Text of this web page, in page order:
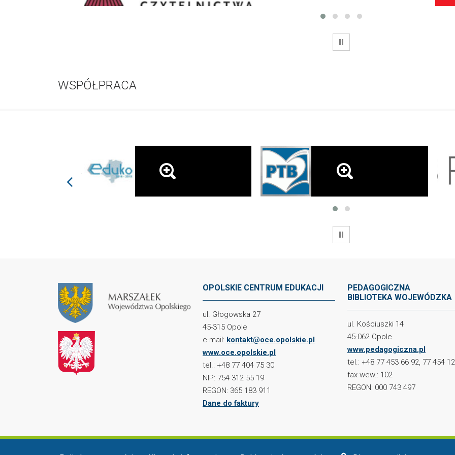
WSTRZYMAJ
WSPÓŁPRACA
WSTRZYMAJ
OPOLSKIE CENTRUM EDUKACJI
ul. Głogowska 27
45-315 Opole
e-mail: kontakt@oce.opolskie.pl
www.oce.opolskie.pl
tel.: +48 77 404 75 30
NIP: 754 312 55 19
REGON: 365 183 911
Dane do faktury
PEDAGOGICZNA
BIBLIOTEKA WOJEWÓDZKA
ul. Kościuszki 14
45-062 Opole
www.pedagogiczna.pl
tel.: +48 77 453 66 92, 77 454
fax wew.: 102
REGON: 000 743 497